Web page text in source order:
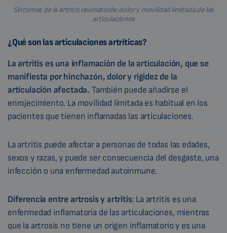
Síntomas de la artritis reumatoide: dolor y movilidad limitada de las
articulaciones
¿Qué son las articulaciones artríticas?
La artritis es una inflamación de la articulación, que se
manifiesta por hinchazón, dolor y rigidez de la
articulación afectada. También puede añadirse el
enrojecimiento. La movilidad limitada es habitual en los
pacientes que tienen inflamadas las articulaciones.
La artritis puede afectar a personas de todas las edades,
sexos y razas, y puede ser consecuencia del desgaste, una
infección o una enfermedad autoinmune.
Diferencia entre artrosis y artritis: La artritis es una
enfermedad inflamatoria de las articulaciones, mientras
que la artrosis no tiene un origen inflamatorio y es una